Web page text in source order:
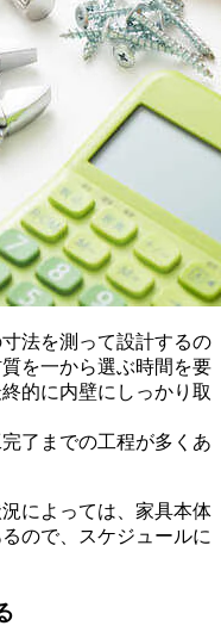
法を測って設計するの
を一から選ぶ時間を要
的に内壁にしっかり取
了までの工程が多くあ
によっては、家具本体
ので、スケジュールに